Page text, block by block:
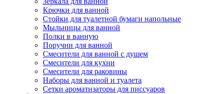
Крючки для ванной
Стойки для туалетной бумаги напольные
Мыльницы для ванной
Полки в ванную
Поручни для ванной
Смесители для ванной с душем
Смесители для кухни
Смесители для раковины
Наборы для ванной и туалета
Сетки ароматизаторы для писсуаров